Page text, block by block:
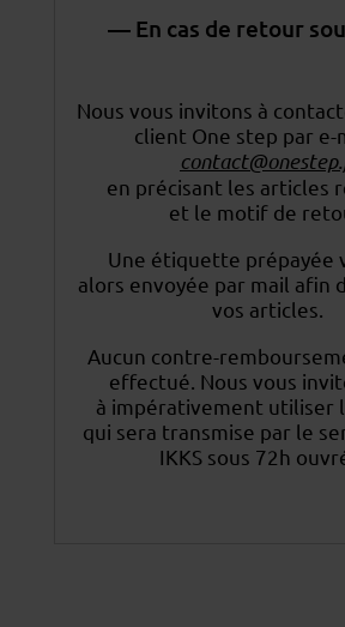
— En cas de retour
Nous vous invitons à
client One step par e-
en précisant les articles
et le motif de
Une étiquette prépayée
alors envoyée par mail afin
vos articles.
Aucun contre-
effectué. Nous vous
à impérativement utiliser
qui sera transmise par le
IKKS sous 72h